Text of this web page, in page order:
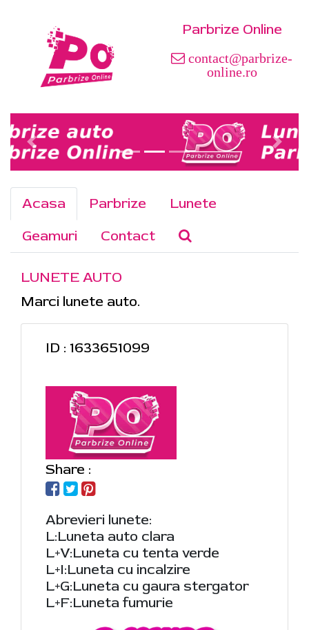
Parbrize Online
contact@parbrize-
online.ro
Acasa Parbrize
Lunete
Geamuri
Contact
LUNETE AUTO
Marci lunete auto.
ID : 1633651099
Share :
Abrevieri lunete:
L:Luneta auto clara
L+V:Luneta cu tenta verde
L+I:Luneta cu incalzire
L+G:Luneta cu gaura stergator
L+F:Luneta fumurie